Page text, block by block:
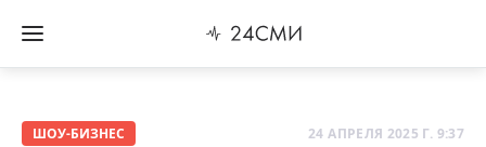
ШОУ-БИЗНЕС 24 АПРЕЛЯ 2025 Г. 9:37